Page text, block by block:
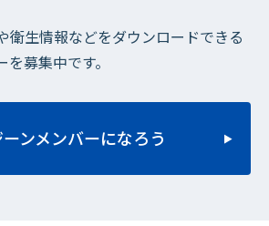
衛生情報などをダウンロードできる
募集中です。
ンメンバーになろう